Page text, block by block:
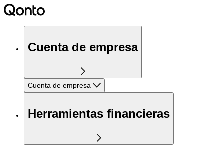
Cuenta de empresa
Cuenta de empresa
Herramientas financieras